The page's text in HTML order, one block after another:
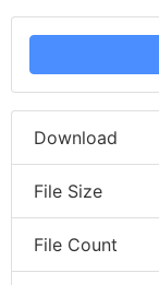
Download
File Size
File Count